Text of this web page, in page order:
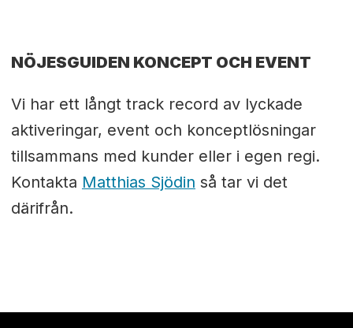
NÖJESGUIDEN KONCEPT OCH EVENT
Vi har ett långt track record av lyckade
aktiveringar, event och konceptlösningar
tillsammans med kunder eller i egen regi.
Kontakta Matthias Sjödin så tar vi det
därifrån.